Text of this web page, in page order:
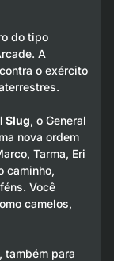
do tipo
A
o exército
Slug, o General
nova ordem
Tarma, Eri
caminho,
Você
camelos,
também para